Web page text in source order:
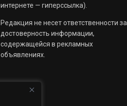
интернете — гиперссылка).
Редакция не несет ответственности за
достоверность информации,
содержащейся в рекламных
объявлениях.